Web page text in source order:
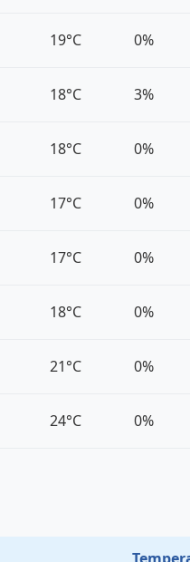
19°C 0%
18°C 3%
18°C 0%
17°C 0%
17°C 0%
18°C 0%
21°C 0%
24°C 0%